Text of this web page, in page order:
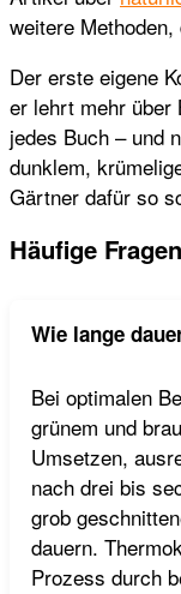
weitere
Der erste eigene
er lehrt mehr über
jedes Buch – und
dunklem,
Gärtner dafür so
Häufige Fragen
Wie lange
Bei optimalen
grünem und
Umsetzen,
nach drei bis
grob
dauern.
Prozess durch